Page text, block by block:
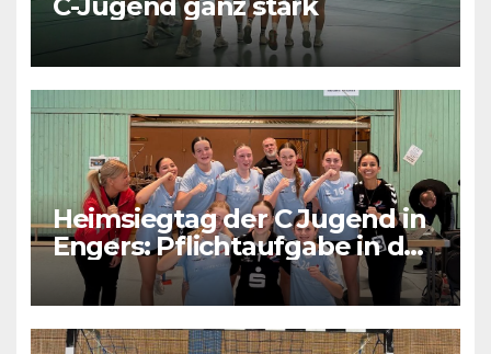
C-Jugend ganz stark
Heimsiegtag der C Jugend in
Engers: Pflichtaufgabe in der
RPS Regionalliga erfüllt